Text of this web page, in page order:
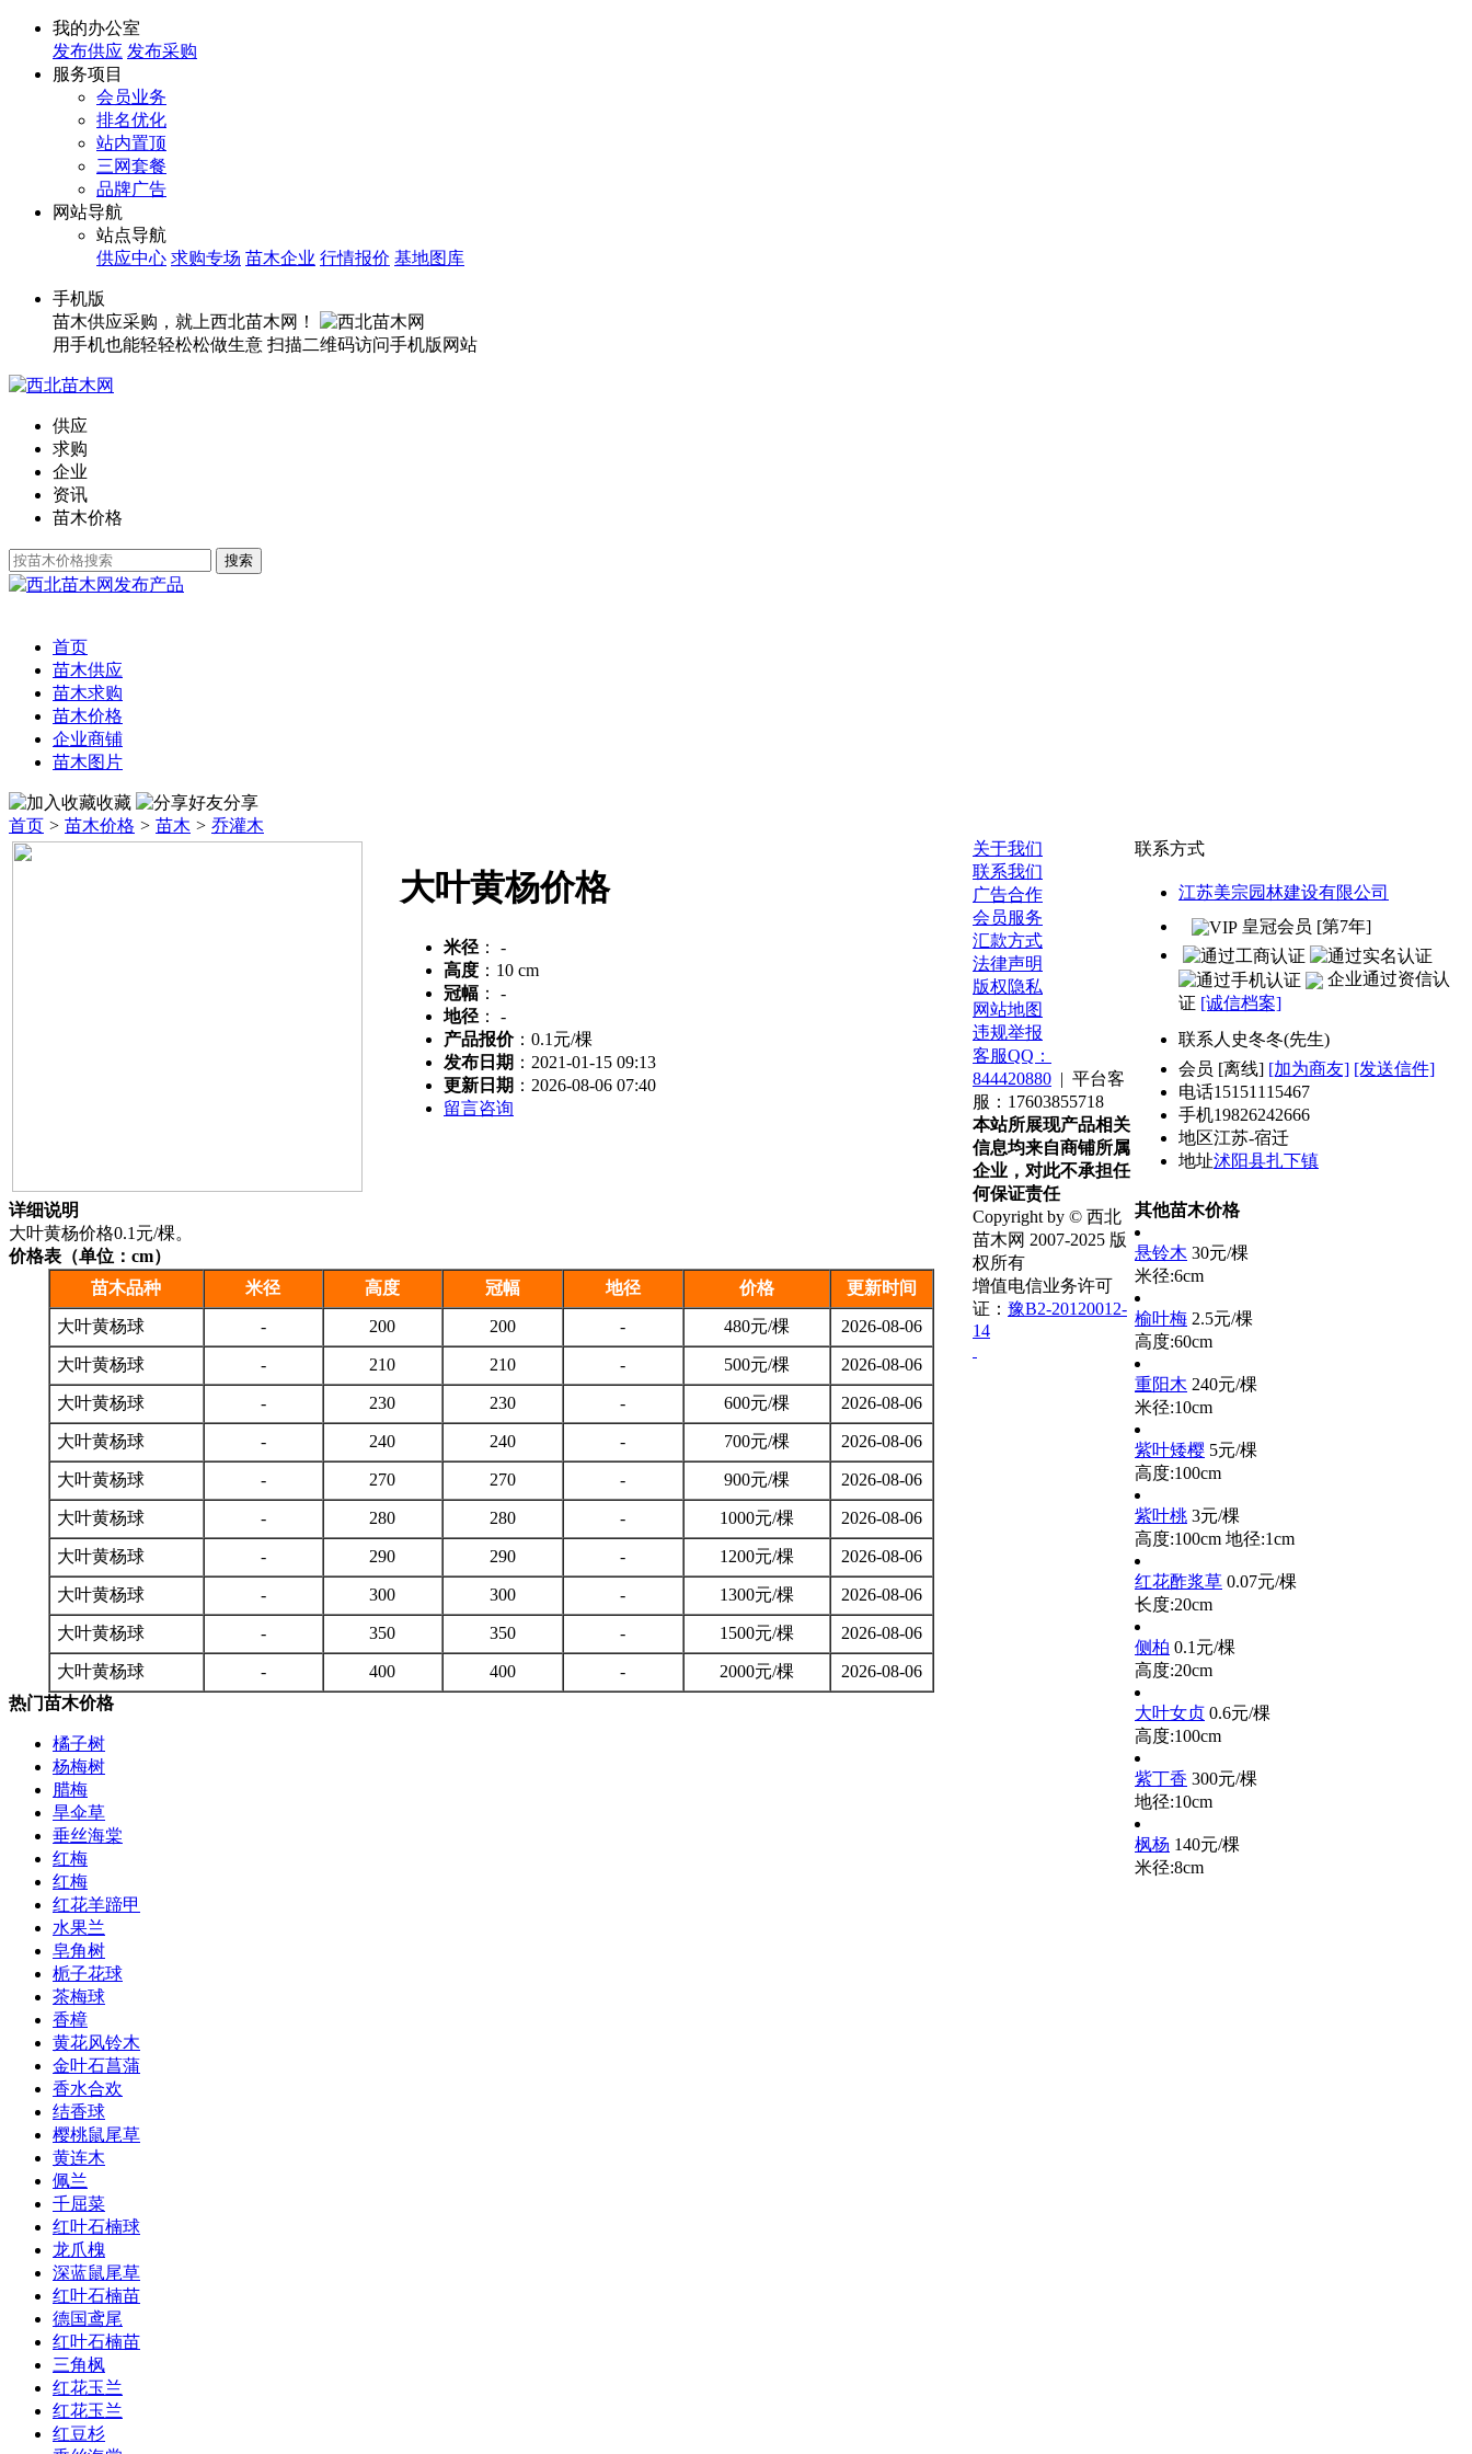
我的办公室
发布供应 发布采购
服务项目
会员业务
排名优化
站内置顶
三网套餐
品牌广告
网站导航
站点导航
供应中心 求购专场 苗木企业 行情报价 基地图库
手机版
苗木供应采购，就上西北苗木网！
用手机也能轻轻松松做生意 扫描二维码访问手机版网站
供应
求购
企业
资讯
苗木价格
发布产品
首页
苗木供应
苗木求购
苗木价格
企业商铺
苗木图片
收藏
分享
首页 > 苗木价格 > 苗木 > 乔灌木
大叶黄杨价格
米径 ：
-
高度 ： 10 cm
冠幅 ：
-
地径 ：
-
产品报价： 0.1元/棵
发布日期 ：2021-01-15 09:13
更新日期 ：2026-08-06 07:40
留言咨询
联系方式
江苏美宗园林建设有限公司
皇冠会员 [第7年]
企业通过资信认
证 [诚信档案]
联系人 史冬冬(先生)
会员 [离线] [加为商友] [发送信件]
电话15151115467
手机19826242666
地区江苏-宿迁
地址沭阳县扎下镇
详细说明
大叶黄杨价格0.1元/棵。
价格表（单位：cm）
苗木品种
米径 高度 冠幅 地径 价格 更新时间
大叶黄杨球 - 200 200 - 480元/棵 2026-08-06
大叶黄杨球 - 210 210 - 500元/棵 2026-08-06
大叶黄杨球 - 230 230 - 600元/棵 2026-08-06
大叶黄杨球 - 240 240 - 700元/棵 2026-08-06
大叶黄杨球 - 270 270 - 900元/棵 2026-08-06
大叶黄杨球 - 280 280 - 1000元/棵 2026-08-06
大叶黄杨球 - 290 290 - 1200元/棵 2026-08-06
大叶黄杨球 - 300 300 - 1300元/棵 2026-08-06
大叶黄杨球 - 350 350 - 1500元/棵 2026-08-06
大叶黄杨球 - 400 400 - 2000元/棵
2026-08-06
热门苗木价格
橘子树
杨梅树
腊梅
旱伞草
垂丝海棠
红梅
红梅
红花羊蹄甲
水果兰
皂角树
栀子花球
茶梅球
香樟
黄花风铃木
金叶石菖蒲
香水合欢
结香球
樱桃鼠尾草
黄连木
佩兰
千屈菜
红叶石楠球
龙爪槐
深蓝鼠尾草
红叶石楠苗
德国鸢尾
红叶石楠苗
三角枫
红花玉兰
红花玉兰
红豆杉
其他苗木价格
悬铃木 30元/棵
米径:6cm
榆叶梅 2.5元/棵
高度:60cm
重阳木 240元/棵
米径:10cm
紫叶矮樱 5元/棵
高度:100cm
紫叶桃 3元/棵
高度:100cm 地径:1cm
红花酢浆草 0.07元/棵
长度:20cm
侧柏 0.1元/棵
高度:20cm
大叶女贞 0.6元/棵
高度:100cm
紫丁香 300元/棵
地径:10cm
枫杨 140元/棵
米径:8cm
关于我们
联系我们
广告合作
会员服务
汇款方式
法律声明
版权隐私
网站地图
违规举报
客服QQ：
844420880 | 平台客
服：17603855718
本站所展现产品相关
信息均来自商铺所属
企业，对此不承担任
何保证责任
Copyright by © 西北
苗木网 2007-2025 版
权所有
增值电信业务许可
证： 豫B2-20120012-
14